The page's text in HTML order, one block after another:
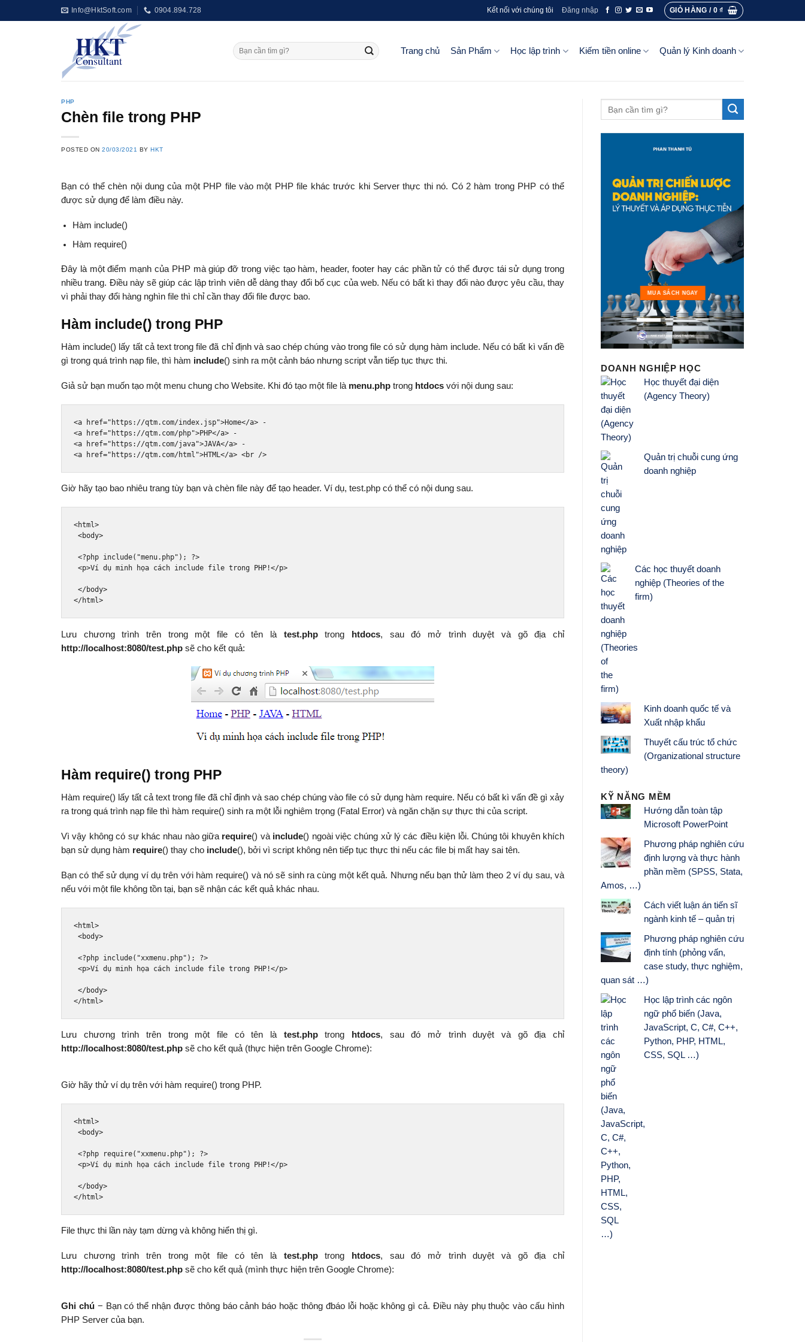
to
Info@HktSoft.com 0904.894.728 Kết nối với chúng tôi Đăng nhập GIỎ HÀNG / 0₫
Trang chủ Sản Phẩm Học lập trình Kiếm tiền online Quản lý Kinh doanh
PHP
Chèn file trong PHP
POSTED ON20/03/2021 BYHKT
Bạn có thể chèn nội dung của một PHP file vào một PHP file khác trước khi Server thực thi nó. Có 2 hàm trong PHP có thể
được sử dụng để làm điều này.
Hàm include()
Hàm require()
Đây là một điểm mạnh của PHP mà giúp đỡ trong việc tạo hàm, header, footer hay các phần tử có thể được tái sử dụng trong
nhiều trang. Điều này sẽ giúp các lập trình viên dễ dàng thay đổi bố cục của web. Nếu có bất kì thay đổi nào được yêu cầu, thay
vì phải thay đổi hàng nghìn file thì chỉ cần thay đổi file được bao.
Hàm include() trong PHP
Hàm include() lấy tất cả text trong file đã chỉ định và sao chép chúng vào trong file có sử dụng hàm include. Nếu có bất kì vấn đề
gì trong quá trình nạp file, thì hàm include() sinh ra một cảnh báo nhưng script vẫn tiếp tục thực thi.
Giả sử bạn muốn tạo một menu chung cho Website. Khi đó tạo một file là menu.php trong htdocs với nội dung sau:
<a href="https://qtm.com/index.jsp">Home</a> -
<a
href="https://qtm.com/php">PHP</a> -
<a
href="https://qtm.com/java">JAVA</a> -
<a
href="https://qtm.com/html">HTML</a> <br />
Giờ hãy tạo bao nhiêu trang tùy bạn và chèn file này để tạo header. Ví dụ, test.php có thể có nội dung sau.
<html>
<body>
<?php include( "menu.php" );
?>
<p>Ví dụ minh họa cách include file trong PHP!</p>
</body>
</html>
Lưu chương trình trên trong một file có tên là test.phptrong htdocs, sau đó mở trình duyệt và gõ địa chỉ
http://localhost:8080/test.php sẽ cho kết quả:
Hàm require() trong PHP
Hàm require() lấy tất cả text trong file đã chỉ định và sao chép chúng vào file có sử dụng hàm require. Nếu có bất kì vấn đề gì xảy
ra trong quá trình nạp file thì hàm require() sinh ra một lỗi nghiêm trọng (Fatal Error) và ngăn chặn sự thực thi của script.
Vì vậy không có sự khác nhau nào giữa require() và include() ngoài việc chúng xử lý các điều kiện lỗi. Chúng tôi khuyên khích
bạn sử dụng hàm require() thay cho include(), bởi vì script không nên tiếp tục thực thi nếu các file bị mất hay sai tên.
Bạn có thể sử dụng ví dụ trên với hàm require() và nó sẽ sinh ra cùng một kết quả. Nhưng nếu bạn thử làm theo 2 ví dụ sau, và
nếu với một file không tồn tại, bạn sẽ nhận các kết quả khác nhau.
<html>
<body>
<?php include( "xxmenu.php" );
?>
<p>Ví dụ minh họa cách include file trong PHP!</p>
</body>
</html>
Lưu chương trình trên trong một file có tên là test.phptrong htdocs, sau đó mở trình duyệt và gõ địa chỉ
http://localhost:8080/test.php sẽ cho kết quả (thực hiện trên Google Chrome):
Giờ hãy thử ví dụ trên với hàm require() trong PHP.
<html>
<body>
<?php require( "xxmenu.php" );
?>
<p>Ví dụ minh họa cách include file trong PHP!</p>
</body>
</html>
File thực thi lần này tạm dừng và không hiển thị gì.
Lưu chương trình trên trong một file có tên là test.phptrong htdocs, sau đó mở trình duyệt và gõ địa chỉ
http://localhost:8080/test.php sẽ cho kết quả (mình thực hiện trên Google Chrome):
Ghi chú− Bạn có thể nhận được thông báo cảnh báo hoặc thông đbáo lỗi hoặc không gì cả. Điều này phụ thuộc vào cấu hình
PHP Server của bạn.
MUA SÁCH NGAY
DOANH NGHIỆP HỌC
Học thuyết đại diện
(Agency Theory)
Quản trị chuỗi cung ứng
doanh nghiệp
Các học thuyết doanh
nghiệp (Theories of the
firm)
Kinh doanh quốc tế và
Xuất nhập khẩu
Thuyết cấu trúc tổ chức
(Organizational structure
theory)
KỸ NĂNG MỀM
Hướng dẫn toàn tập
Microsoft PowerPoint
Phương pháp nghiên cứu
định lượng và thực hành
phần mềm (SPSS, Stata,
Amos, …)
Cách viết luận án tiến sĩ
ngành kinh tế – quản trị
Phương pháp nghiên cứu
định tính (phỏng vấn,
case study, thực nghiệm,
quan sát …)
Học lập trình các ngôn
ngữ phổ biến (Java,
JavaScript, C, C#, C++,
Python, PHP, HTML,
CSS, SQL …)